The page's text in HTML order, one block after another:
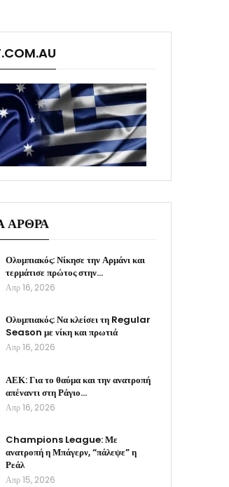
ΑΡΘΡΑ
Ολυμπιακός: Νίκησε την Αρμάνι και
τερμάτισε πρώτος στην…
Απρ 16, 2026
Ολυμπιακός: Να κλείσει τη Regular
Season με νίκη και πρωτιά
Απρ 16, 2026
ΑΕΚ: Για το θαύμα και την ανατροπή
απέναντι στη Ράγιο…
Απρ 16, 2026
Champions League: Με
ανατροπή η Μπάγερν, “πάλεψε” η
Ρεάλ
Απρ 15, 2026